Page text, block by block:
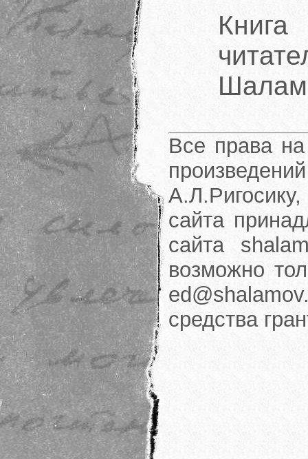
Все права на
сайта
сайта
возможно
средства